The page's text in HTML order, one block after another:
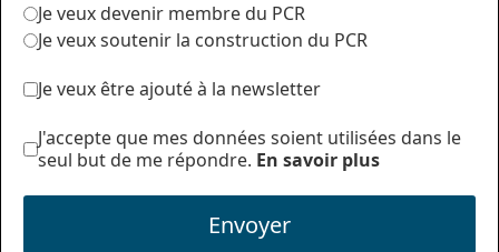
Je veux devenir membre du PCR
Je veux soutenir la construction du PCR
Je veux être ajouté à la newsletter
J'accepte que mes données soient utilisées dans le
seul but de me répondre. En savoir plus
Envoyer